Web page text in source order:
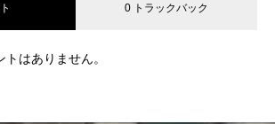
0 トラックバック
はありません。